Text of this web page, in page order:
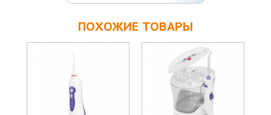
ПОХОЖИЕ ТОВАРЫ